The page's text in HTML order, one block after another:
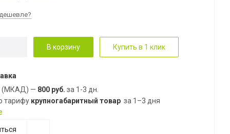
В корзину Купить в 1 клик
(МКАД) — 800 руб. за 1-3 дн.
тарифу крупногабаритный товар за 1–3 дня